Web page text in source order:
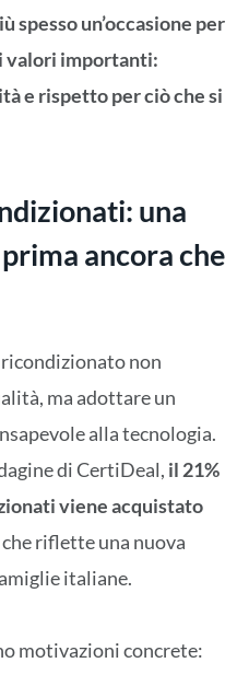
spesso un’occasione per
valori importanti:
e rispetto per ciò che si
una
ancora che
ricondizionato non
ma adottare un
alla tecnologia.
di CertiDeal, il 21%
viene acquistato
che riflette una nuova
italiane.
motivazioni concrete: